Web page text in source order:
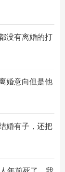
没有离婚的打
婚意向但是他
婚有子，还把